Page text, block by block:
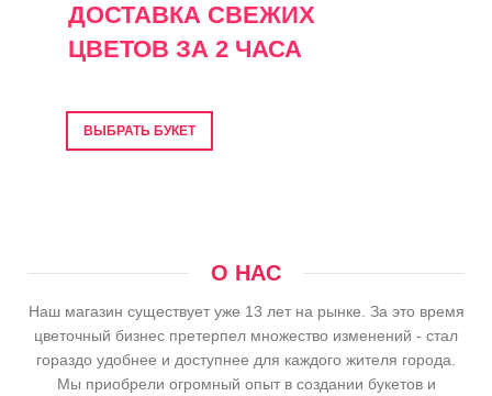
ДОСТАВКА СВЕЖИХ
ЦВЕТОВ ЗА 2 ЧАСА
ВЫБРАТЬ БУКЕТ
О НАС
Наш магазин существует уже 13 лет на рынке. За это время
цветочный бизнес претерпел множество изменений - стал
гораздо удобнее и доступнее для каждого жителя города.
Мы приобрели огромный опыт в создании букетов и